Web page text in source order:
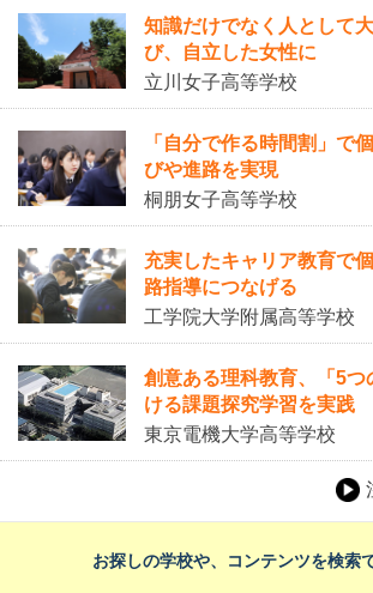
知識だけでなく人として
び、自立した女性に
立川女子高等学校
「自分で作る時間割」で
びや進路を実現
桐朋女子高等学校
充実したキャリア教育で
路指導につなげる
工学院大学附属高等学校
創意ある理科教育、「5つ
ける課題探究学習を実践
東京電機大学高等学校
お探しの学校や、コンテンツを検索